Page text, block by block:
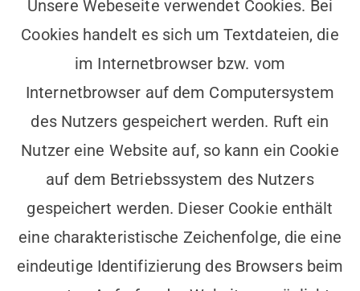
Unsere Webeseite verwendet Cookies. Bei
Cookies handelt es sich um Textdateien, die
im Internetbrowser bzw. vom
Internetbrowser auf dem Computersystem
des Nutzers gespeichert werden. Ruft ein
Nutzer eine Website auf, so kann ein Cookie
auf dem Betriebssystem des Nutzers
gespeichert werden. Dieser Cookie enthält
eine charakteristische Zeichenfolge, die eine
eindeutige Identifizierung des Browsers beim